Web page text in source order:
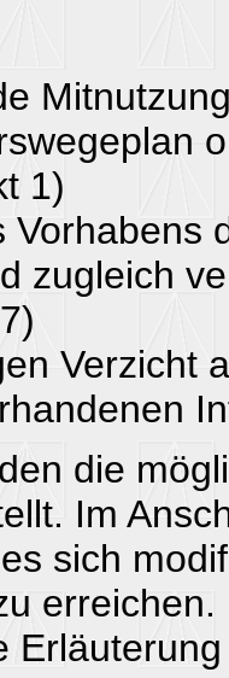
1)
Vorhabens
zugleich
Verzicht
die
Im
sich